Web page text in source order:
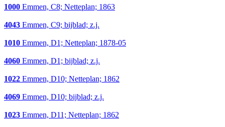
1000 Emmen, C8; Netteplan; 1863
4043 Emmen, C9; bijblad; z.j.
1010 Emmen, D1; Netteplan; 1878-05
4060 Emmen, D1; bijblad; z.j.
1022 Emmen, D10; Netteplan; 1862
4069 Emmen, D10; bijblad; z.j.
1023 Emmen, D11; Netteplan; 1862